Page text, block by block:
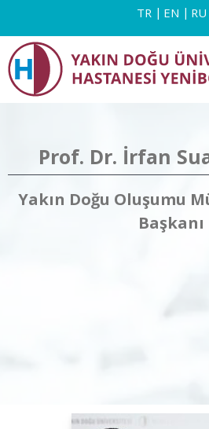
TR EN RU
Prof. Dr. İrfan
Yakın Doğu Oluşumu
Başkanı